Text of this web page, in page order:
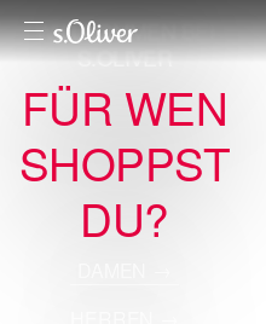
WILLKOMMEN BEI
S.OLIVER
FÜR WEN
SHOPPST
DU?